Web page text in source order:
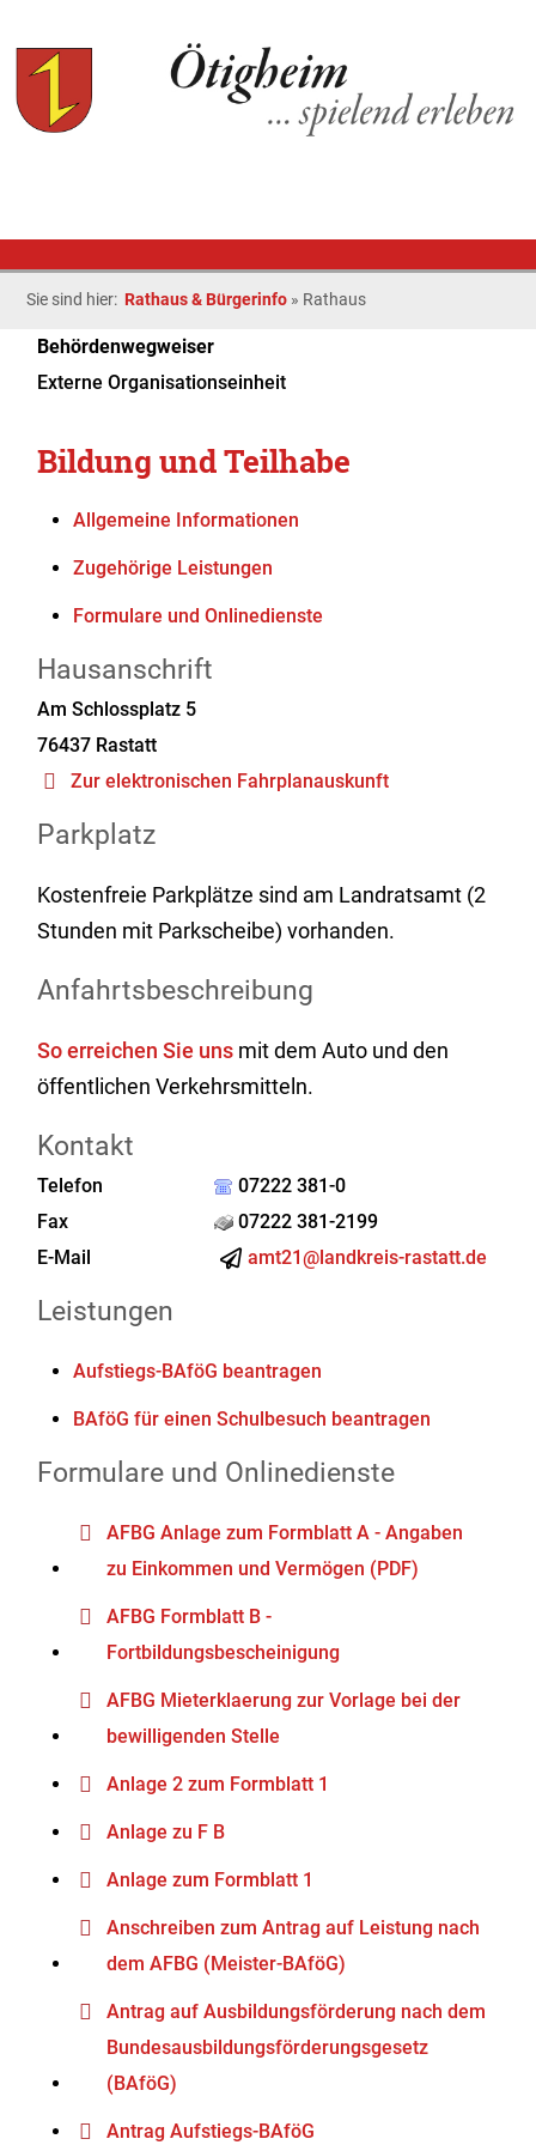
Sie sind hier: Rathaus & Bürgerinfo » Rathaus
Behördenwegweiser
Externe Organisationseinheit
Bildung und Teilhabe
Allgemeine Informationen
Zugehörige Leistungen
Formulare und Onlinedienste
Hausanschrift
Am Schlossplatz 5
76437 Rastatt
Zur elektronischen Fahrplanauskunft
Parkplatz
Kostenfreie Parkplätze sind am Landratsamt (2
Stunden mit Parkscheibe) vorhanden.
Anfahrtsbeschreibung
So erreichen Sie uns mit dem Auto und den
öffentlichen Verkehrsmitteln.
Kontakt
Telefon
07222 381-0
Fax
07222 381-2199
E-Mail
amt21@landkreis-rastatt.de
Leistungen
Aufstiegs-BAföG beantragen
BAföG für einen Schulbesuch beantragen
Formulare und Onlinedienste
AFBG Anlage zum Formblatt A - Angaben
zu Einkommen und Vermögen (PDF)
AFBG Formblatt B -
Fortbildungsbescheinigung
AFBG Mieterklaerung zur Vorlage bei der
bewilligenden Stelle
Anlage 2 zum Formblatt 1
Anlage zu F B
Anlage zum Formblatt 1
Anschreiben zum Antrag auf Leistung nach
dem AFBG (Meister-BAföG)
Antrag auf Ausbildungsförderung nach dem
Bundesausbildungsförderungsgesetz
(BAföG)
Antrag Aufstiegs-BAföG